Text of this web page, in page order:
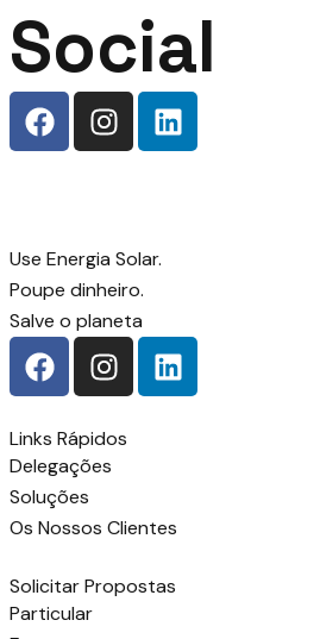
Social
Use Energia Solar.
Poupe dinheiro.
Salve o planeta
Links Rápidos
Delegações
Soluções
Os Nossos Clientes
Solicitar Propostas
Particular